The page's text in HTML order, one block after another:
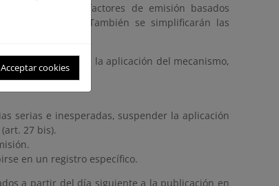
pasando de factores de emisión basados
renovables. También se simplificarán las
y mejoras en la aplicación del mecanismo,
serias e inesperadas, suspender la aplicación
27 bis).
en un registro específico.
a partir del día siguiente a la publicación en
Acceptar cookies